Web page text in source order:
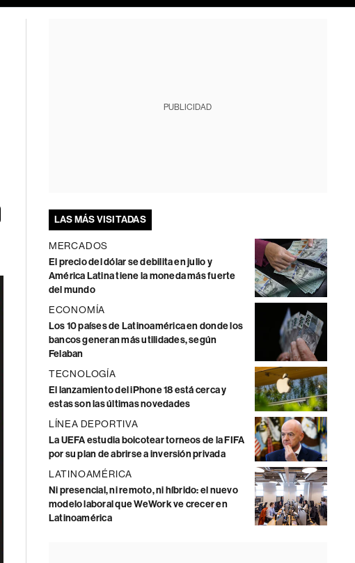
PUBLICIDAD
LAS MÁS VISITADAS
MERCADOS
El precio del dólar se debilita en julio y
América Latina tiene la moneda más fuerte
del mundo
ECONOMÍA
Los 10 países de Latinoamérica en donde los
bancos generan más utilidades, según
Felaban
TECNOLOGÍA
El lanzamiento del iPhone 18 está cerca y
estas son las últimas novedades
LÍNEA DEPORTIVA
La UEFA estudia boicotear torneos de la FIFA
por su plan de abrirse a inversión privada
LATINOAMÉRICA
Ni presencial, ni remoto, ni híbrido: el nuevo
modelo laboral que WeWork ve crecer en
Latinoamérica